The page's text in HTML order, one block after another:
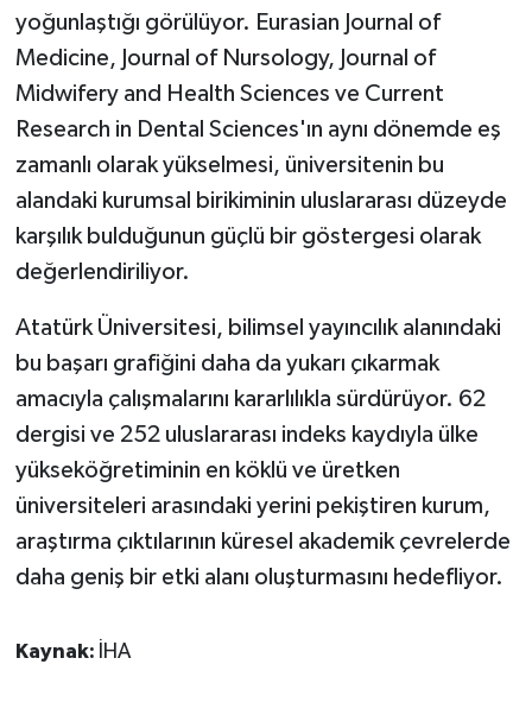
yoğunlaştığı görülüyor. Eurasian Journal of
Medicine, Journal of Nursology, Journal of
Midwifery and Health Sciences ve Current
Research in Dental Sciences'ın aynı dönemde eş
zamanlı olarak yükselmesi, üniversitenin bu
alandaki kurumsal birikiminin uluslararası düzeyde
karşılık bulduğunun güçlü bir göstergesi olarak
değerlendiriliyor.
Atatürk Üniversitesi, bilimsel yayıncılık alanındaki
bu başarı grafiğini daha da yukarı çıkarmak
amacıyla çalışmalarını kararlılıkla sürdürüyor. 62
dergisi ve 252 uluslararası indeks kaydıyla ülke
yükseköğretiminin en köklü ve üretken
üniversiteleri arasındaki yerini pekiştiren kurum,
araştırma çıktılarının küresel akademik çevrelerde
daha geniş bir etki alanı oluşturmasını hedefliyor.
Kaynak: İHA